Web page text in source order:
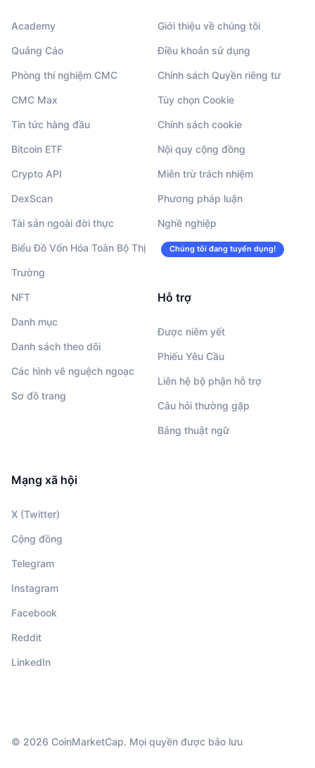
Academy
Quảng Cáo
Phòng thí nghiệm CMC
CMC Max
Tin tức hàng đầu
Bitcoin ETF
Crypto API
DexScan
Tài sản ngoài đời thực
Biểu Đồ Vốn Hóa Toàn Bộ Thị
Trường
NFT
Danh mục
Danh sách theo dõi
Các hình vẽ nguệch ngoạc
Sơ đồ trang
Giới thiệu về chúng tôi
Điều khoản sử dụng
Chính sách Quyền riêng tư
Tùy chọn Cookie
Chính sách cookie
Nội quy cộng đồng
Miễn trừ trách nhiệm
Phương pháp luận
Nghề nghiệp
Chúng tôi đang tuyển dụng!
Hỗ trợ
Được niêm yết
Phiếu Yêu Cầu
Liên hệ bộ phận hỗ trợ
Câu hỏi thường gặp
Bảng thuật ngữ
Mạng xã hội
X (Twitter)
Cộng đồng
Telegram
Instagram
Facebook
Reddit
LinkedIn
© 2026 CoinMarketCap. Mọi quyền được bảo lưu